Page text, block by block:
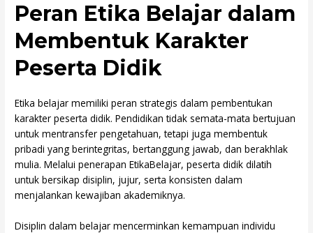
Peran Etika Belajar dalam
Membentuk Karakter
Peserta Didik
Etika belajar memiliki peran strategis dalam pembentukan
karakter peserta didik. Pendidikan tidak semata-mata bertujuan
untuk mentransfer pengetahuan, tetapi juga membentuk
pribadi yang berintegritas, bertanggung jawab, dan berakhlak
mulia. Melalui penerapan EtikaBelajar, peserta didik dilatih
untuk bersikap disiplin, jujur, serta konsisten dalam
menjalankan kewajiban akademiknya.
Disiplin dalam belajar mencerminkan kemampuan individu